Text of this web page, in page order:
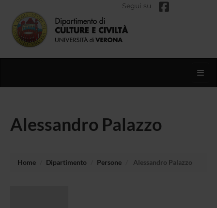
Segui su
Alessandro Palazzo
Home Dipartimento Persone Alessandro Palazzo